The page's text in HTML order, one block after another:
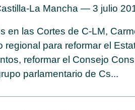
La Mancha — 3 julio
en las Cortes de C-LM,
regional para reformar el
reformar el Consejo
parlamentario de Cs...